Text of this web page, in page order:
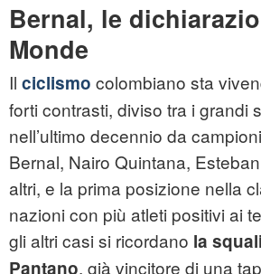
Bernal, le
Monde
Il ciclismo colombiano sta
forti contrasti, diviso tra i grandi
nell’ultimo decennio da
Bernal, Nairo Quintana,
altri, e la prima posizione nella
nazioni con più atleti positivi ai
gli altri casi si ricordano la
Pantano, già vincitore di una